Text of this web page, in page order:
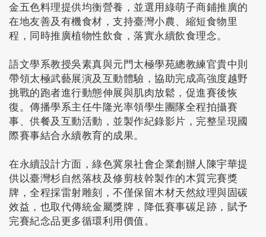
金五色料理提供均衡營養，並選用綠萌子商鋪推廣的
在地友善及有機食材，支持臺灣小農、縮短食物里
程，同時推廣植物性飲食，落實永續飲食理念。
語文學系教授吳素真與元門太極學苑總教練官貴中則
帶領太極武藝展演及互動體驗，協助完成高強度越野
挑戰的跑者進行動態伸展與肌肉放鬆，促進賽後恢
復。傳播學系主任牛隆光率領學生團隊全程拍攝賽
事、供餐及互動活動，並製作紀錄影片，完整呈現國
際賽事結合永續教育的成果。
在永續設計方面，綠色冀泉社會企業創辦人陳宇華提
供以臺灣杉自然落枝及修剪枝幹製作的木質完賽獎
牌，全程採雷射雕刻，不僅保留木材天然紋理與固碳
效益，也取代傳統金屬獎牌，降低賽事碳足跡，賦予
完賽紀念品更多循環利用價值。